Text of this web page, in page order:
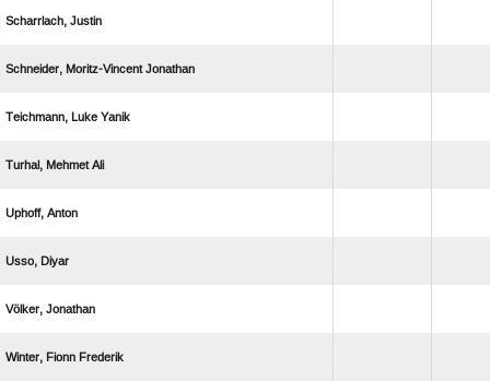
 
  
  
  
 
 
 
  